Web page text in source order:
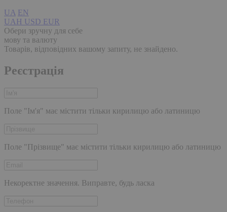
UA EN
UAH USD EUR
Обери зручну для себе
мову та валюту
Товарів, відповідних вашому запиту, не знайдено.
Реєстрація
Поле "Ім'я" має містити тільки кирилицю або латиницю
Поле "Прізвище" має містити тільки кирилицю або латиницю
Некоректне значення. Виправте, будь ласка